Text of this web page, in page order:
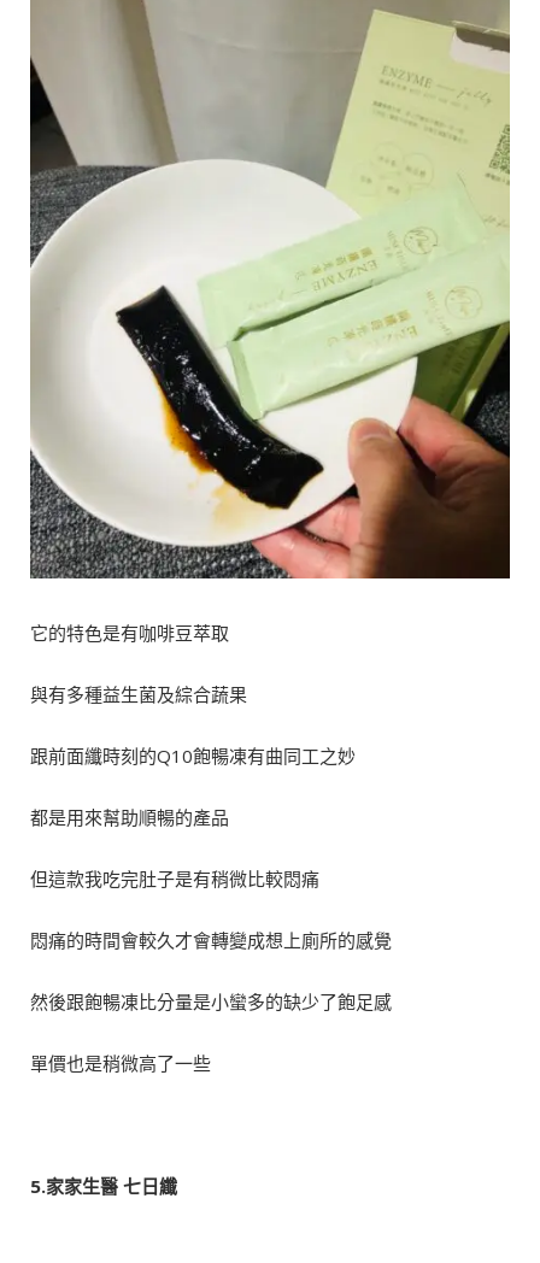
它的特色是有咖啡豆萃取
與有多種益生菌及綜合蔬果
跟前面纖時刻的Q10飽暢凍有曲同工之妙
都是用來幫助順暢的產品
但這款我吃完肚子是有稍微比較悶痛
悶痛的時間會較久才會轉變成想上廁所的感覺
然後跟飽暢凍比分量是小蠻多的缺少了飽足感
單價也是稍微高了一些
5.家家生醫 七日纖